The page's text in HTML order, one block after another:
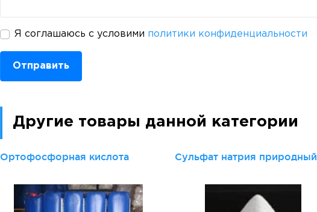
Я соглашаюсь с условими политики конфиденциальности
Отправить
Другие товары данной категории
Ортофосфорная кислота Сульфат натрия природный